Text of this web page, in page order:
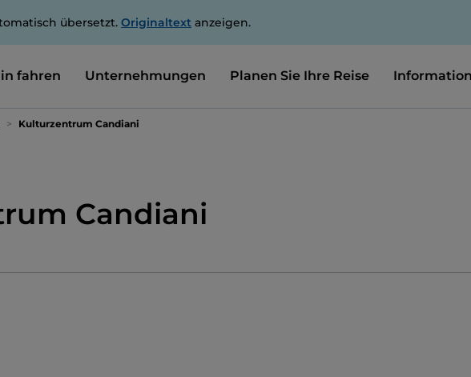
übersetzt. Originaltext anzeigen.
fahren Unternehmungen Planen Sie Ihre Reise
Kulturzentrum Candiani
Candiani